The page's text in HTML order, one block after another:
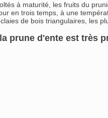
à maturité, les fruits du
en trois temps, à une
de bois triangulaires, les
prune d'ente est très